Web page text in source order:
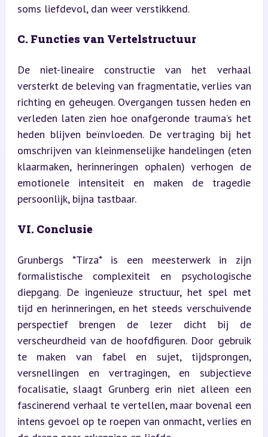
soms liefdevol, dan weer verstikkend.
C. Functies van Vertelstructuur
De niet-lineaire constructie van het verhaal
versterkt de beleving van fragmentatie, verlies van
richting en geheugen. Overgangen tussen heden en
verleden laten zien hoe onafgeronde trauma’s het
heden blijven beïnvloeden. De vertraging bij het
omschrijven van kleinmenselijke handelingen (eten
klaarmaken, herinneringen ophalen) verhogen de
emotionele intensiteit en maken de tragedie
persoonlijk, bijna tastbaar.
VI. Conclusie
Grunbergs *Tirza* is een meesterwerk in zijn
formalistische complexiteit en psychologische
diepgang. De ingenieuze structuur, het spel met
tijd en herinneringen, en het steeds verschuivende
perspectief brengen de lezer dicht bij de
verscheurdheid van de hoofdfiguren. Door gebruik
te maken van fabel en sujet, tijdsprongen,
versnellingen en vertragingen, en subjectieve
focalisatie, slaagt Grunberg erin niet alleen een
fascinerend verhaal te vertellen, maar bovenal een
intens gevoel op te roepen van onmacht, verlies en